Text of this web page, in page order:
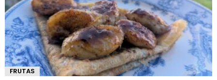
FRUTAS